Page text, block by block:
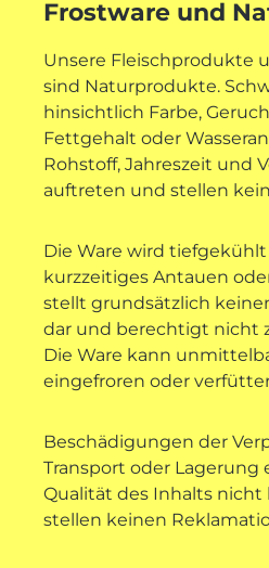
Frostware und
Unsere Fleischprodukte
sind Naturprodukte.
hinsichtlich Farbe,
Fettgehalt oder
Rohstoff, Jahreszeit und
auftreten und stellen
Die Ware wird
kurzzeitiges Antauen
stellt grundsätzlich
dar und berechtigt nicht
Die Ware kann
eingefroren oder
Beschädigungen der
Transport oder
Qualität des Inhalts
stellen keinen